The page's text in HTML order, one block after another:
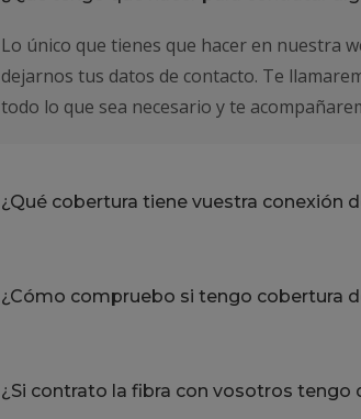
Lo único que tienes que hacer en nuestra
dejarnos tus datos de contacto. Te
todo lo que sea necesario y te
¿Qué cobertura tiene vuestra conexión
¿Cómo compruebo si tengo cobertura
¿Si contrato la fibra con vosotros tengo